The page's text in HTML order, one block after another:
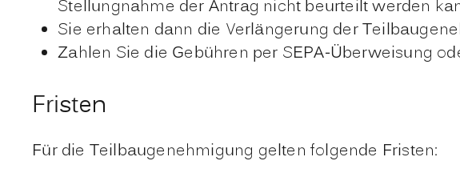
Stellungnahme der Antrag nicht beurteilt werden
Sie erhalten dann die Verlängerung der
Zahlen Sie die Gebühren per SEPA-Überweisung
Fristen
Für die Teilbaugenehmigung gelten folgende Fristen: